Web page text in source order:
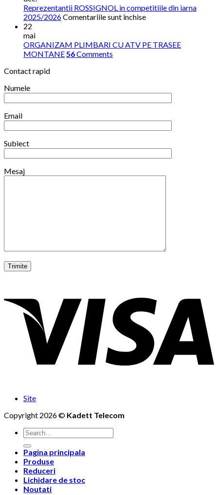
Reprezentantii ROSSIGNOL in competitiile din iarna
2025/2026Comentariile sunt închisepentru
in
22
mai
ORGANIZAM PLIMBARI CU ATV PE TRASEE
MONTANE56Comments
Contact rapid
Numele
Email
Subiect
Mesaj
Site
Copyright 2026 © Kadett Telecom
Search
for:
Pagina principala
Produse
Reduceri
Lichidare de stoc
Noutati